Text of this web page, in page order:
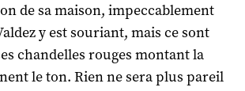
de sa maison, impeccablement
y est souriant, mais ce sont
chandelles rouges montant la
le ton. Rien ne sera plus pareil